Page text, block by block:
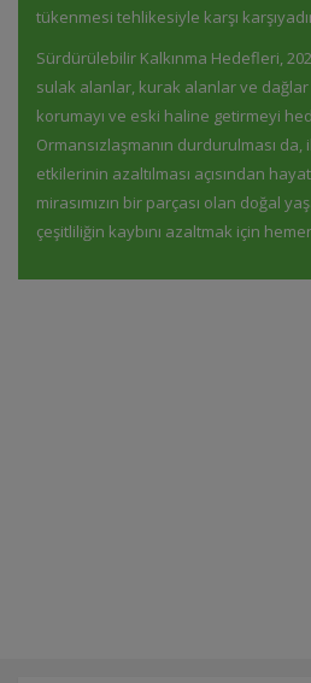
tükenmesi tehlikesiyle karşı
Sürdürülebilir Kalkınma Hedefleri,
sulak alanlar, kurak alanlar ve
korumayı ve eski haline getirmeyi
Ormansızlaşmanın durdurulması
etkilerinin azaltılması açısından
mirasımızın bir parçası olan doğal
çeşitliliğin kaybını azaltmak için